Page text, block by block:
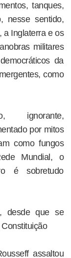
tanques,
nesse sentido,
a Inglaterra e os
militares
da
como
ignorante,
por mitos
como fungos
Mundial, o
é sobretudo
desde que se
assaltou